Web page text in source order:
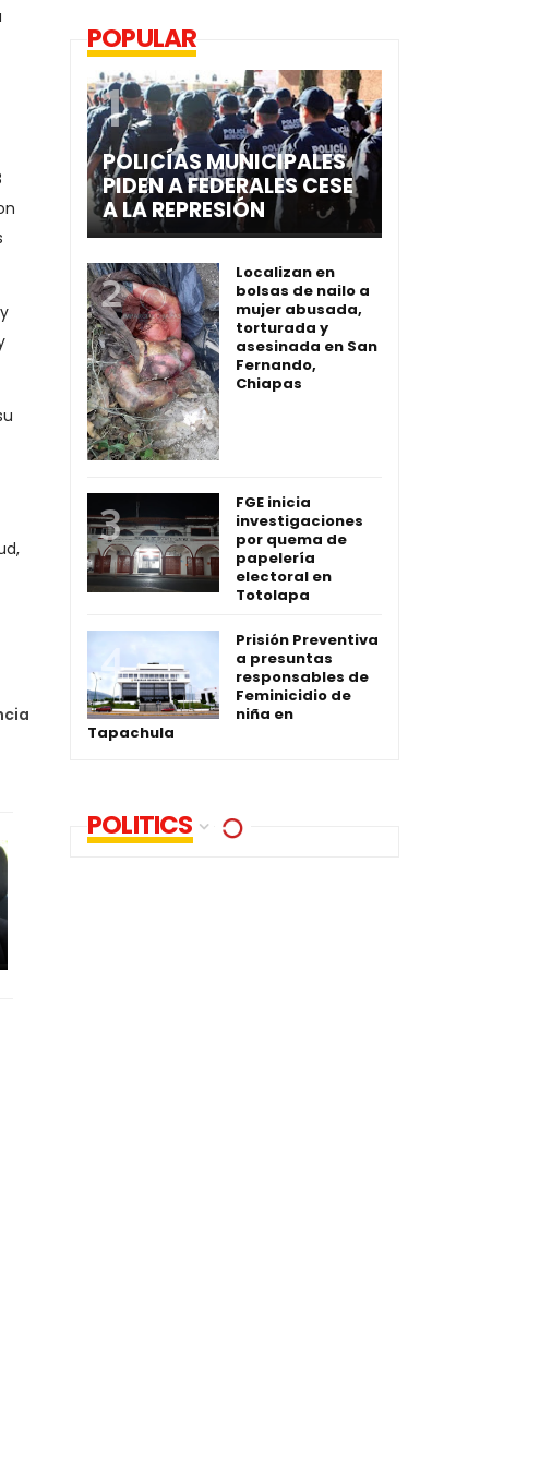
POPULAR
POLICÍAS MUNICIPALES
PIDEN A FEDERALES CESE
A LA REPRESIÓN
Localizan en
bolsas de nailo a
mujer abusada,
torturada y
asesinada en San
Fernando,
Chiapas
FGE inicia
investigaciones
por quema de
papelería
electoral en
Totolapa
Prisión Preventiva
a presuntas
responsables de
Feminicidio de
niña en
Tapachula
POLITICS